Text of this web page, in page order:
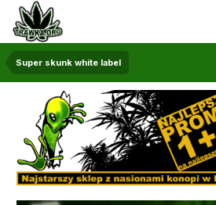
Super skunk white label